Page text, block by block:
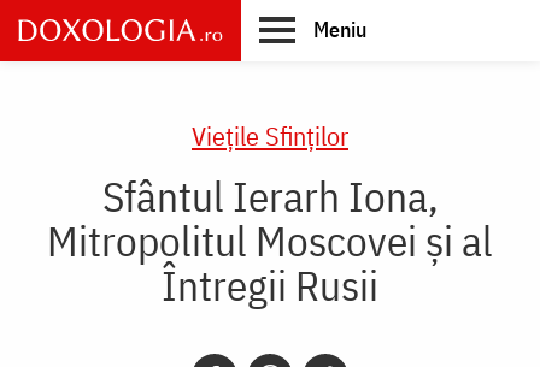
Skip
to
main
Meniu
Vieţile Sfinţilor
Sfântul Ierarh Iona,
Mitropolitul Moscovei și al
Întregii Rusii